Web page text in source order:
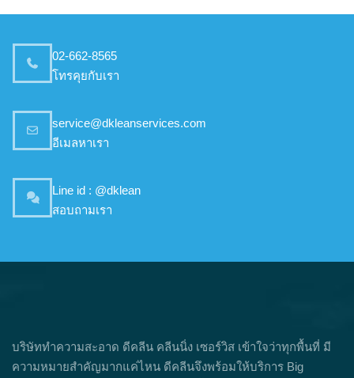
02-662-8565
โทรคุยกับเรา
service@dkleanservices.com
อีเมลหาเรา
Line id : @dklean
สอบถามเรา
บริษัททำความสะอาด ดีคลีน คลีนนิ่ง เซอร์วิส เข้าใจว่าทุกพื้นที่ มี
ความหมายสำคัญมากแค่ไหน ดีคลีนจึงพร้อมให้บริการ Big